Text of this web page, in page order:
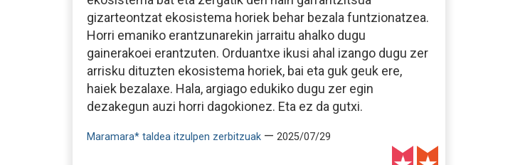
gizarteontzat ekosistema horiek behar bezala funtzionatzea.
Horri emaniko erantzunarekin jarraitu ahalko dugu
gainerakoei erantzuten. Orduantxe ikusi ahal izango dugu zer
arrisku dituzten ekosistema horiek, bai eta guk geuk ere,
haiek bezalaxe. Hala, argiago edukiko dugu zer egin
dezakegun auzi horri dagokionez. Eta ez da gutxi.
Maramara* taldea itzulpen zerbitzuak — 2025/07/29